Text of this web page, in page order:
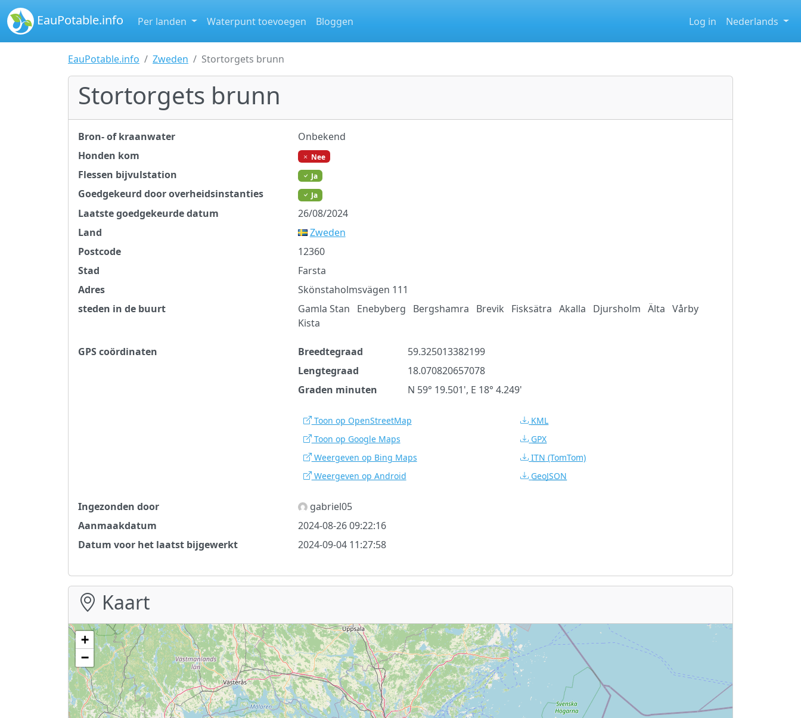
EauPotable.info Per landen Waterpunt toevoegen Bloggen Log in Nederlands
EauPotable.info Zweden Stortorgets brunn
Stortorgets brunn
Bron- of kraanwater
Onbekend
Honden kom
Nee
Flessen bijvulstation Ja
Goedgekeurd door overheidsinstanties Ja
Laatste goedgekeurde datum
26/08/2024
Land
Zweden
Postcode
12360
Stad
Farsta
Adres
Skönstaholmsvägen 111
steden in de buurt
Gamla Stan Enebyberg Bergshamra Brevik Fisksätra Akalla Djursholm Älta Vårby
Kista
GPS coördinaten Breedtegraad
59.325013382199
Lengtegraad
18.070820657078
Graden minuten
N 59° 19.501', E 18° 4.249'
Toon op OpenStreetMap
Toon op Google Maps
Weergeven op Bing Maps
Weergeven op Android
KML
GPX
ITN (TomTom)
GeoJSON
Ingezonden door
gabriel05
Aanmaakdatum
2024-08-26 09:22:16
Datum voor het laatst bijgewerkt
2024-09-04 11:27:58
Kaart
+
−